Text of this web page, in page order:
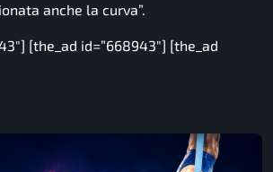
anche la curva”.
[the_ad id=”668943″] [the_ad